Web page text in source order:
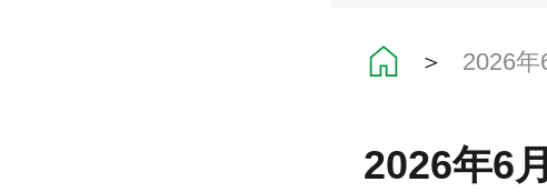
＞ 2026
2026年6